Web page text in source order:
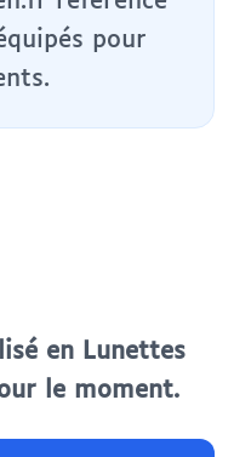
pour
en Lunettes
le moment.